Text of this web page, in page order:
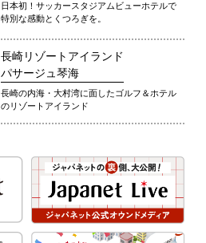
日本初！サッカースタジアムビューホテルで
特別な感動とくつろぎを。
長崎リゾートアイランド
パサージュ琴海
長崎の内海・大村湾に面したゴルフ＆ホテル
のリゾートアイランド